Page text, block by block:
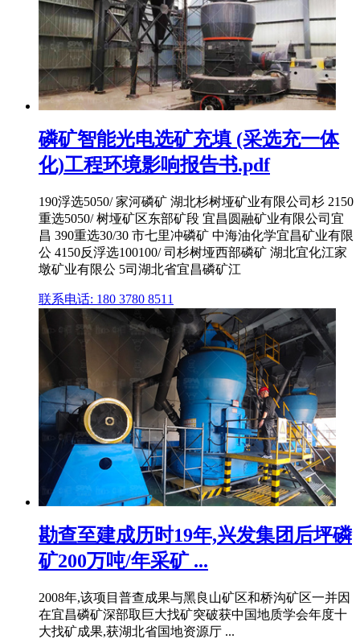
磷矿智能光电选矿充填 (采选充一体
化)工程环境影响报告书.pdf
190浮选5050/ 家河磷矿 湖北杉树垭矿业有限公司杉 2150
重选5050/ 树垭矿区东部矿段 宜昌圆融矿业有限公司宜
昌 390重选30/30 市七里冲磷矿 中海油化学宜昌矿业有限
公 4150反浮选100100/ 司杉树垭西部磷矿 湖北宜化江家
墩矿业有限公 5司湖北省宜昌磷矿江
联系电话: 180 3780 8511
勘查至建成历时19年,兴发集团后坪磷
矿200万吨/年采矿 ...
2008年,该项目普查成果与黑良山矿区和桥沟矿区一并因
在宜昌磷矿深部取巨大找矿突破获中国地质学会年度十
大找矿成果,获湖北省国地资源厅 ...